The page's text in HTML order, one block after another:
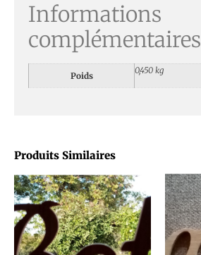
Produits Similaires
Informations
complémentaires
Poids
0,450 kg